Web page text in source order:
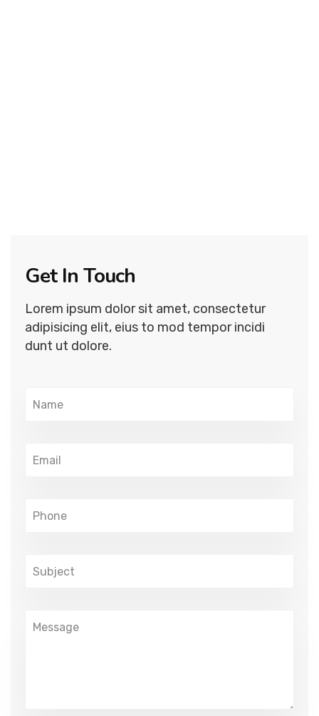
Get In Touch
Lorem ipsum dolor sit amet, consectetur
adipisicing elit, eius to mod tempor incidi
dunt ut dolore.